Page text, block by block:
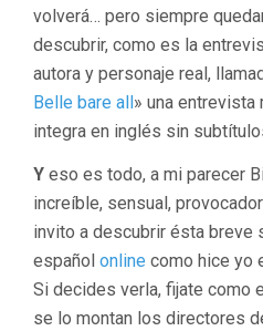
volverá… pero siempre
descubrir, como es la
autora y personaje real,
Belle bare all» una entrevista
integra en inglés sin
Y eso es todo, a mi parecer
increíble, sensual,
invito a descubrir ésta breve
español online como hice yo
Si decides verla, fijate como
se lo montan los directores